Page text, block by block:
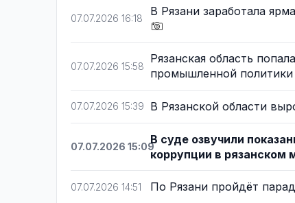
07.07.2026 16:18
В Рязани заработала
07.07.2026 15:58
Рязанская область
промышленной политики
07.07.2026 15:39 В Рязанской области
07.07.2026 15:09
В суде озвучили
коррупции в рязанском
07.07.2026 14:51 По Рязани пройдёт